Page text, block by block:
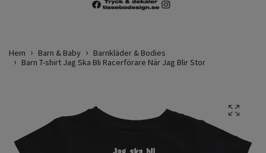
Hem Barn & Baby
Barnkläder & Bodies
Barn T-shirt Jag Ska Bli Racerförare När Jag Blir Stor